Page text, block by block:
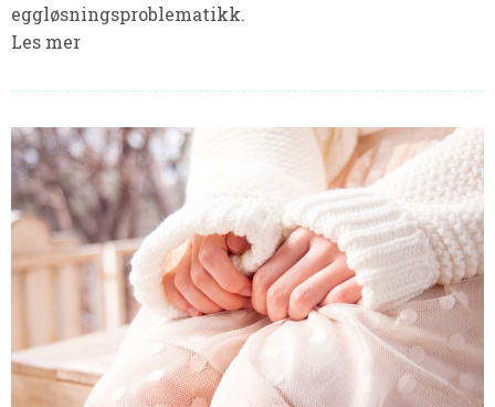
eggløsningsproblematikk.
Les mer